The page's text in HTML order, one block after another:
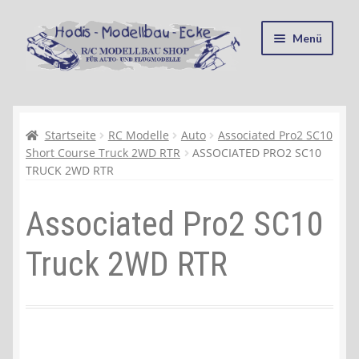
Zur
Navigation
springen
Zum
Inhalt
springen
Menü
Kasse
Mein Konto
Recycling, Entsorgung und Umwelt
Shop
Warenkorb
Startseite RC Modelle Auto
Associated Pro2 SC10
Short Course Truck 2WD RTR
ASSOCIATED PRO2 SC10
TRUCK 2WD RTR
Associated Pro2 SC10
Truck 2WD RTR